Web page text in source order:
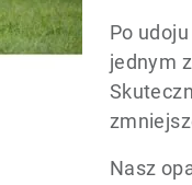
Po
jednym
Nasz